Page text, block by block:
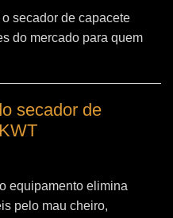
secador de capacete
do mercado para quem
secador de
equipamento elimina
pelo mau cheiro,